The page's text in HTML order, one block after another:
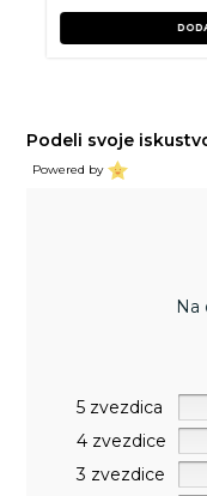
Podeli svoje
Powered by
Na
5 zvezdica
4 zvezdice
3 zvezdice